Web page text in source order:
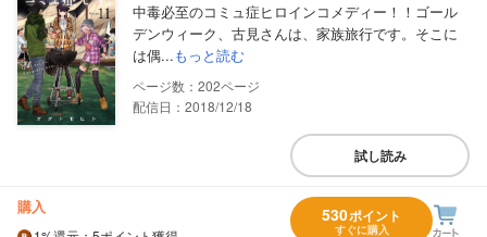
中毒必至のコミュ症ヒロインコメディー！！ゴール
デンウィーク、古見さんは、家族旅行です。そこに
は偶...もっと読む
202
配信日：2018/12/18
試し読み
購入 530ポイント
すぐに購入